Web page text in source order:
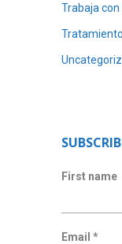
Trabaja
First name
Email *